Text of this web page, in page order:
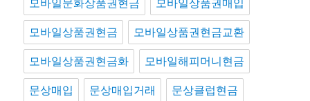
모바일문화상품권현금 모바일상품권매입
모바일상품권현금 모바일상품권현금교환
모바일상품권현금화 모바일해피머니현금
문상매입 문상매입거래 문상클럽현금